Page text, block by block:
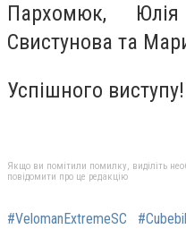
Пархомюк,
Свистунова та
Успішного виступу!
Якщо ви помітили помилку, виділіть
повідомити про це редакцію
#VelomanExtremeSC